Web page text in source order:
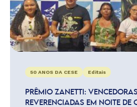
50 ANOS DA CESE Editais
PRÊMIO ZANETTI:
REVERENCIADAS EM NOITE DE